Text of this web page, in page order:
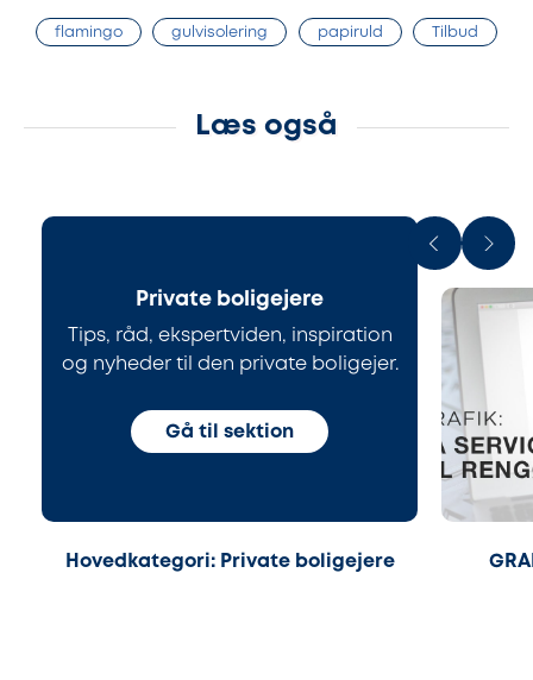
flamingo gulvisolering papiruld Tilbud
Læs også
Private boligejere
Tips, råd, ekspertviden, inspiration
og nyheder til den private boligejer.
Gå til sektion
Hovedkategori: Private boligejere